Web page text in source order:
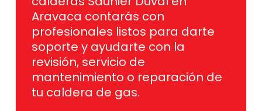
Aravaca contarás con
profesionales listos para darte
soporte y ayudarte con la
revisión, servicio de
mantenimiento o reparación de
tu caldera de gas.